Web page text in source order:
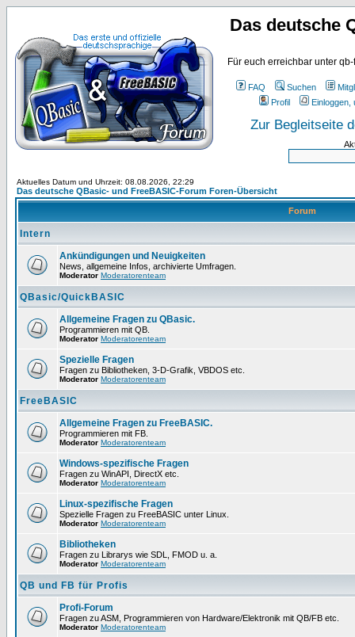
Das deutsche
Für euch erreichbar unter
FAQ Suchen
Profil
Einloggen,
Zur Begleitseite
Aktuelles Datum und Uhrzeit: 08.08.2026, 22:29
Das deutsche QBasic- und FreeBASIC-Forum Foren-Übersicht
Forum
Intern
Ankündigungen und Neuigkeiten
News, allgemeine Infos, archivierte Umfragen.
Moderator Moderatorenteam
QBasic/QuickBASIC
Allgemeine Fragen zu QBasic.
Programmieren mit QB.
Moderator Moderatorenteam
Spezielle Fragen
Fragen zu Bibliotheken, 3-D-Grafik, VBDOS etc.
Moderator Moderatorenteam
FreeBASIC
Allgemeine Fragen zu FreeBASIC.
Programmieren mit FB.
Moderator Moderatorenteam
Windows-spezifische Fragen
Fragen zu WinAPI, DirectX etc.
Moderator Moderatorenteam
Linux-spezifische Fragen
Spezielle Fragen zu FreeBASIC unter Linux.
Moderator Moderatorenteam
Bibliotheken
Fragen zu Librarys wie SDL, FMOD u. a.
Moderator Moderatorenteam
QB und FB für Profis
Profi-Forum
Fragen zu ASM, Programmieren von Hardware/Elektronik mit QB/FB etc.
Moderator Moderatorenteam